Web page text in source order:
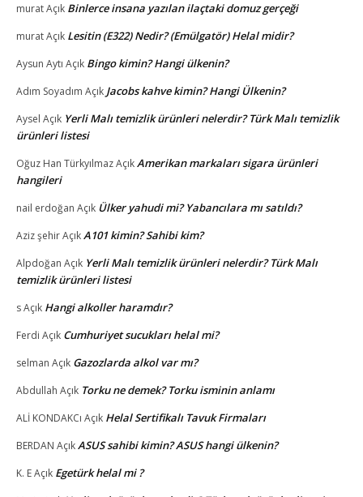
muratAçık Binlerce insana yazılan ilaçtaki domuz gerçeği
muratAçık Lesitin (E322) Nedir? (Emülgatör) Helal midir?
Aysun Aytı Açık Bingo kimin? Hangi ülkenin?
Adım Soyadım Açık Jacobs kahve kimin? Hangi Ülkenin?
Aysel Açık Yerli Malı temizlik ürünleri nelerdir? Türk Malı temizlik
ürünleri listesi
Oğuz Han TürkyılmazAçıkAmerikan markaları sigara ürünleri
hangileri
nail erdoğan Açık Ülker yahudi mi? Yabancılara mı satıldı?
Aziz şehirAçıkA101 kimin? Sahibi kim?
Alpdoğan Açık Yerli Malı temizlik ürünleri nelerdir? Türk Malı
temizlik ürünleri listesi
sAçık Hangi alkoller haramdır?
Ferdi Açık Cumhuriyet sucukları helal mi?
selman Açık Gazozlarda alkol var mı?
Abdullah Açık Torku ne demek? Torku isminin anlamı
ALİ KONDAKCı Açık Helal Sertifikalı Tavuk Firmaları
BERDAN AçıkASUS sahibi kimin? ASUS hangi ülkenin?
K. EAçık Egetürk helal mi ?